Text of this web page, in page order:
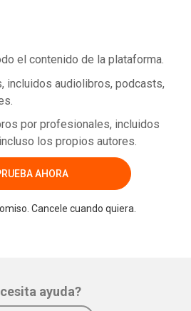
el contenido de la plataforma.
incluidos audiolibros, podcasts,
por profesionales, incluidos
los propios autores.
AHORA
Cancele cuando quiera.
ayuda?